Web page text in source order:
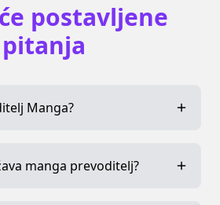
postavljene
pitanja
Manga?
manga prevoditelj?